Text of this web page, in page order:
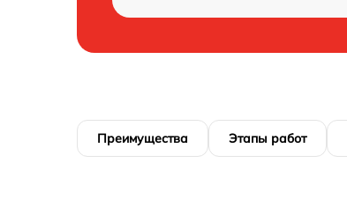
Преимущества Этапы работ